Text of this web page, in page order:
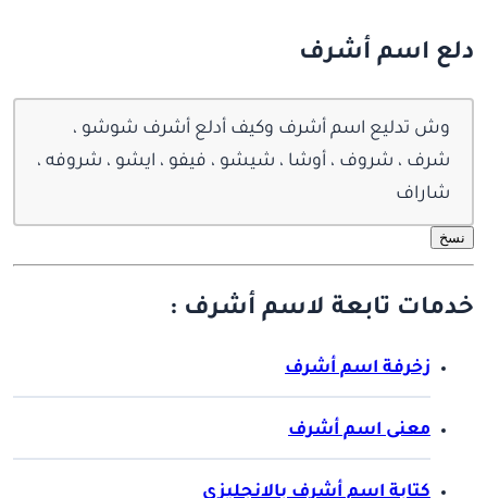
دلع اسم أشرف
وش تدليع اسم أشرف وكيف أدلع أشرف شوشو ،
شرف ، شروف ، أوشا ، شيشو ، فيفو ، ايشو ، شروفه ،
شاراف
نسخ
خدمات تابعة لاسم أشرف :
زخرفة اسم أشرف
معنى اسم أشرف
كتابة اسم أشرف بالانجليزي